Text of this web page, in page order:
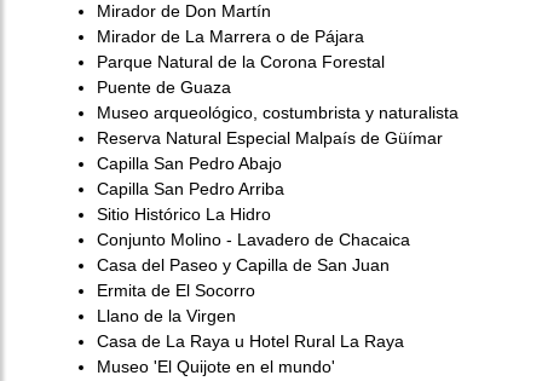
Mirador de Don Martín
Mirador de La Marrera o de Pájara
Parque Natural de la Corona Forestal
Puente de Guaza
Museo arqueológico, costumbrista y naturalista
Reserva Natural Especial Malpaís de Güímar
Capilla San Pedro Abajo
Capilla San Pedro Arriba
Sitio Histórico La Hidro
Conjunto Molino - Lavadero de Chacaica
Casa del Paseo y Capilla de San Juan
Ermita de El Socorro
Llano de la Virgen
Casa de La Raya u Hotel Rural La Raya
Museo 'El Quijote en el mundo'